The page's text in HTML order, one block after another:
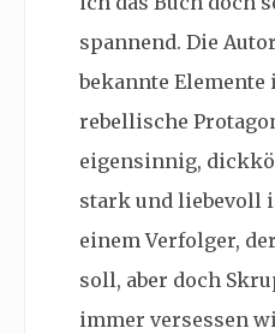
spannend. Die
bekannte Elemente
rebellische
eigensinnig,
stark und liebevoll
einem Verfolger,
soll, aber doch
immer versessen